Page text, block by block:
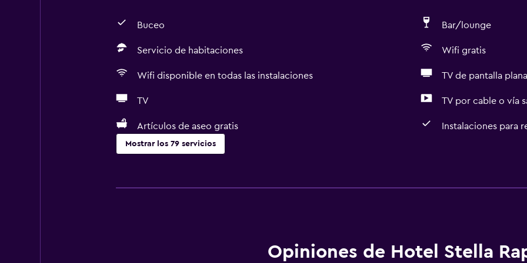
Buceo Bar/lounge
Servicio de habitaciones Wifi gratis
Wifi disponible en todas las instalaciones TV de pantalla plana
TV TV por cable o vía
Artículos de aseo gratis Instalaciones para
Mostrar los 79 servicios
Wifi gratis
Habitaciones familiares
Habitaciones
Opiniones de Hotel Stella